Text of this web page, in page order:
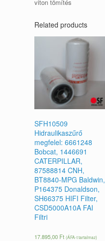
viton tömítés
Related products
SFH10509
Hidraulikaszűrő
megfelel: 6661248
Bobcat, 1446691
CATERPILLAR,
87588814 CNH,
BT8840-MPG Baldwin,
P164375 Donaldson,
SH66375 HIFI Filter,
CSD5000A10A FAI
Filtri
17.895,00 Ft (ÁFA-t tartalmaz)